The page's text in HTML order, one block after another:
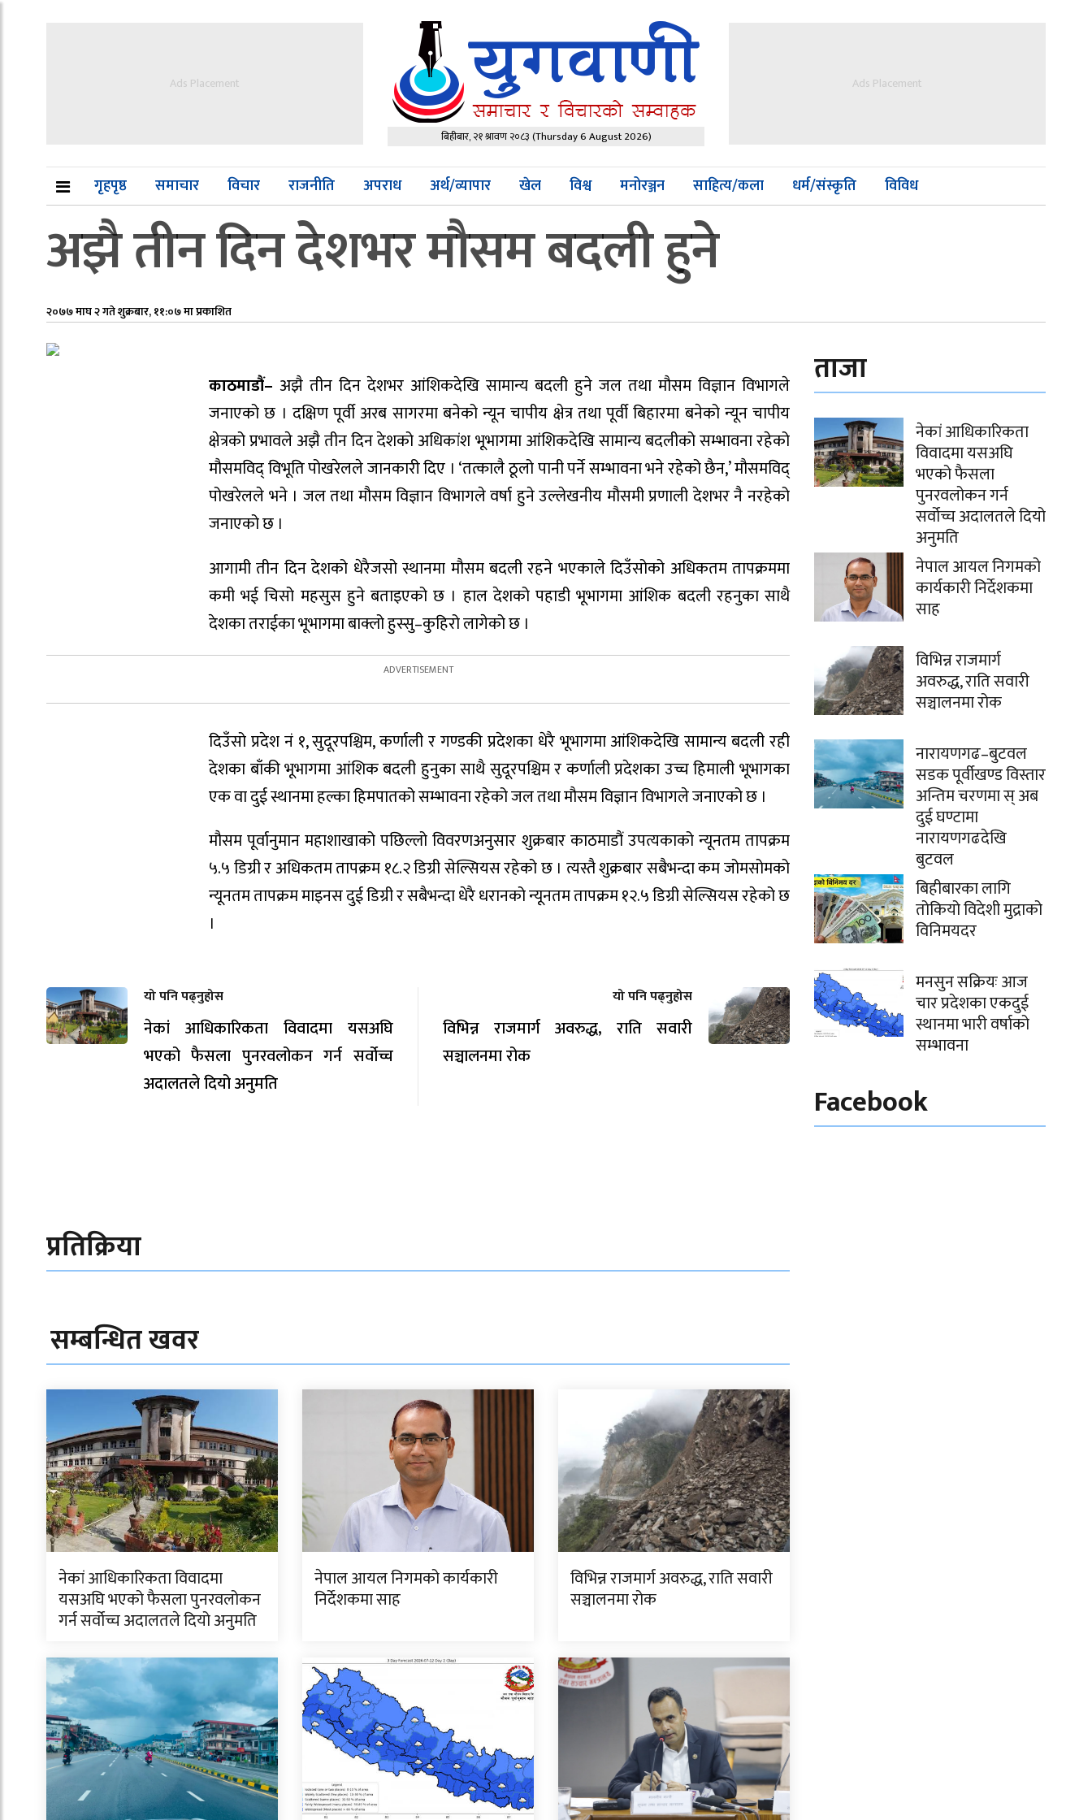
Ads Placement
बिहीबार, २१ श्रावण २०८३(Thursday 6 August 2026)
Ads Placement
गृहपृष्ठ समाचार विचार राजनीति अपराध अर्थ/व्यापार खेल विश्व मनोरञ्जन साहित्य/कला धर्म/संस्कृति विविध
अझै तीन दिन देशभर मौसम बदली हुने
२०७७ माघ २ गते शुक्रबार, ११:०७ मा प्रकाशित
काठमाडौं– अझै तीन दिन देशभर आंशिकदेखि सामान्य बदली हुने जल तथा मौसम विज्ञान विभागले
जनाएको छ । दक्षिण पूर्वी अरब सागरमा बनेको न्यून चापीय क्षेत्र तथा पूर्वी बिहारमा बनेको न्यून चापीय
क्षेत्रको प्रभावले अझै तीन दिन देशको अधिकांश भूभागमा आंशिकदेखि सामान्य बदलीको सम्भावना रहेको
मौसमविद् विभूति पोखरेलले जानकारी दिए । ‘तत्कालै ठूलो पानी पर्ने सम्भावना भने रहेको छैन,’ मौसमविद्
पोखरेलले भने । जल तथा मौसम विज्ञान विभागले वर्षा हुने उल्लेखनीय मौसमी प्रणाली देशभर नै नरहेको
जनाएको छ ।
आगामी तीन दिन देशको धेरैजसो स्थानमा मौसम बदली रहने भएकाले दिउँसोको अधिकतम तापक्रममा
कमी भई चिसो महसुस हुने बताइएको छ । हाल देशको पहाडी भूभागमा आंशिक बदली रहनुका साथै
देशका तराईका भूभागमा बाक्लो हुस्सु–कुहिरो लागेको छ ।
दिउँसो प्रदेश नं १, सुदूरपश्चिम, कर्णाली र गण्डकी प्रदेशका धेरै भूभागमा आंशिकदेखि सामान्य बदली रही
देशका बाँकी भूभागमा आंशिक बदली हुनुका साथै सुदूरपश्चिम र कर्णाली प्रदेशका उच्च हिमाली भूभागका
एक वा दुई स्थानमा हल्का हिमपातको सम्भावना रहेको जल तथा मौसम विज्ञान विभागले जनाएको छ ।
मौसम पूर्वानुमान महाशाखाको पछिल्लो विवरणअनुसार शुक्रबार काठमाडौं उपत्यकाको न्यूनतम तापक्रम
५.५ डिग्री र अधिकतम तापक्रम १८.२ डिग्री सेल्सियस रहेको छ । त्यस्तै शुक्रबार सबैभन्दा कम जोमसोमको
न्यूनतम तापक्रम माइनस दुई डिग्री र सबैभन्दा धेरै धरानको न्यूनतम तापक्रम १२.५ डिग्री सेल्सियस रहेको छ
।
यो पनि पढ्नुहोस
नेकां आधिकारिकता विवादमा यसअघि
भएको फैसला पुनरवलोकन गर्न सर्वोच्च
अदालतले दियो अनुमति
यो पनि पढ्नुहोस
विभिन्न राजमार्ग अवरुद्ध, राति सवारी
सञ्चालनमा रोक
प्रतिक्रिया
सम्बन्धित खवर
नेकां आधिकारिकता विवादमा
यसअघि भएको फैसला पुनरवलोकन
गर्न सर्वोच्च अदालतले दियो अनुमति
नेपाल आयल निगमको कार्यकारी
निर्देशकमा साह
विभिन्न राजमार्ग अवरुद्ध, राति सवारी
सञ्चालनमा रोक
ताजा
नेकां आधिकारिकता
विवादमा यसअघि
भएको फैसला
पुनरवलोकन गर्न
सर्वोच्च अदालतले दियो
अनुमति
नेपाल आयल निगमको
कार्यकारी निर्देशकमा
साह
विभिन्न राजमार्ग
अवरुद्ध, राति सवारी
सञ्चालनमा रोक
नारायणगढ–बुटवल
सडक पूर्वीखण्ड विस्तार
अन्तिम चरणमा स् अब
दुई घण्टामा
नारायणगढदेखि
बुटवल
बिहीबारका लागि
तोकियो विदेशी मुद्राको
विनिमयदर
मनसुन सक्रियः आज
चार प्रदेशका एकदुई
स्थानमा भारी वर्षाको
सम्भावना
Facebook